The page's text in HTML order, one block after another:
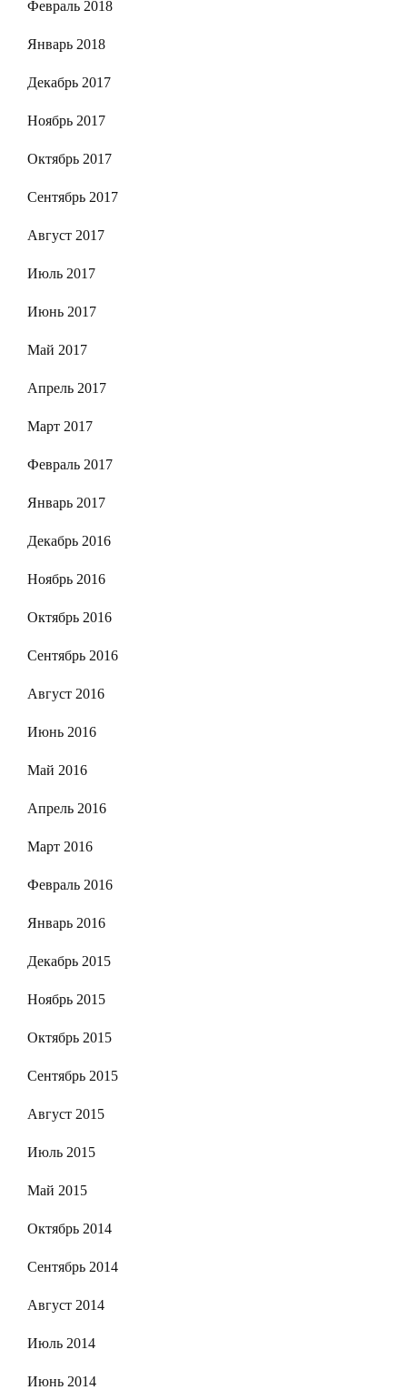
Февраль 2018
Январь 2018
Декабрь 2017
Ноябрь 2017
Октябрь 2017
Сентябрь 2017
Август 2017
Июль 2017
Июнь 2017
Май 2017
Апрель 2017
Март 2017
Февраль 2017
Январь 2017
Декабрь 2016
Ноябрь 2016
Октябрь 2016
Сентябрь 2016
Август 2016
Июнь 2016
Май 2016
Апрель 2016
Март 2016
Февраль 2016
Январь 2016
Декабрь 2015
Ноябрь 2015
Октябрь 2015
Сентябрь 2015
Август 2015
Июль 2015
Май 2015
Октябрь 2014
Сентябрь 2014
Август 2014
Июль 2014
Июнь 2014